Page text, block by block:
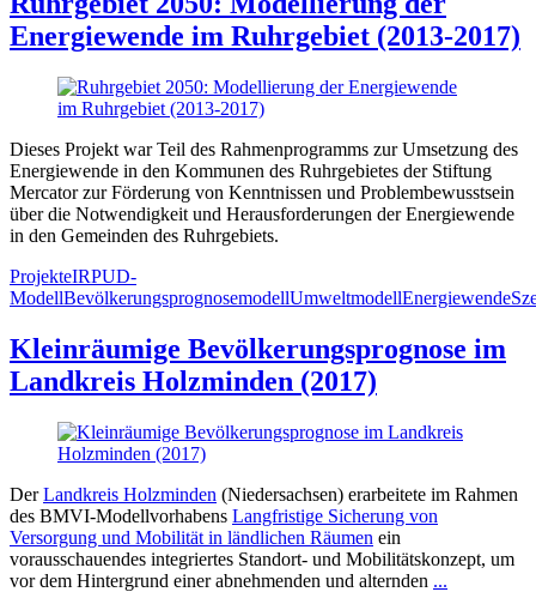
Energiewende im Ruhrgebiet (2013-2017)
Dieses Projekt war Teil des Rahmenprogramms zur Umsetzung des
Energiewende in den Kommunen des Ruhrgebietes der Stiftung
Mercator zur Förderung von Kenntnissen und Problembewusstsein
über die Notwendigkeit und Herausforderungen der Energiewende
in den Gemeinden des Ruhrgebiets.
ProjekteIRPUD-
ModellBevölkerungsprognosemodellUmweltmodellEnergiewende
Kleinräumige Bevölkerungsprognose im
Landkreis Holzminden (2017)
DerLandkreis Holzminden (Niedersachsen) erarbeitete im Rahmen
des BMVI-Modellvorhabens Langfristige Sicherung von
Versorgung und Mobilität in ländlichen Räumen ein
vorausschauendes integriertes Standort- und Mobilitätskonzept, um
vor dem Hintergrund einer abnehmenden und alternden ...